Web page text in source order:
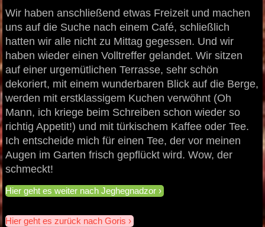
Wir haben anschließend etwas Freizeit und machen
uns auf die Suche nach einem Café, schließlich
hatten wir alle nicht zu Mittag gegessen. Und wir
haben wieder einen Volltreffer gelandet. Wir sitzen
auf einer urgemütlichen Terrasse, sehr schön
dekoriert, mit einem wunderbaren Blick auf die Berge,
werden mit erstklassigem Kuchen verwöhnt (Oh
Mann, ich kriege beim Schreiben schon wieder so
richtig Appetit!) und mit türkischem Kaffee oder Tee.
Ich entscheide mich für einen Tee, der vor meinen
Augen im Garten frisch gepflückt wird. Wow, der
schmeckt!
Hier geht es weiter nach Jeghegnadzor
Hier geht es zurück nach Goris